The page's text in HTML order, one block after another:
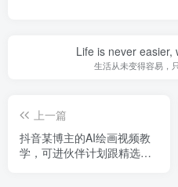
Life is never easier,
生活从未变得容易，
上一篇
抖音某博主的AI绘画视频教
学，可进伙伴计划跟精选，